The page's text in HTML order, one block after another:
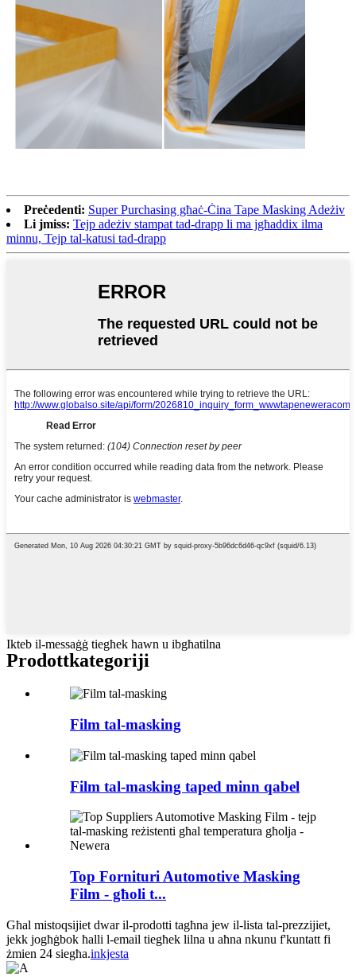
Preċedenti: Super Purchasing għaċ-Ċina Tape Masking Adeżiv
Li jmiss: Tejp adeżiv stampat tad-drapp li ma jgħaddix ilma
minnu, Tejp tal-katusi tad-drapp
Ikteb il-messaġġ tiegħek hawn u ibgħatilna
Prodottkategoriji
Film tal-masking
Film tal-masking taped minn qabel
Top Fornituri Automotive Masking
Film - għoli t...
Għal mistoqsijiet dwar il-prodotti tagħna jew il-lista tal-prezzijiet,
jekk jogħġbok ħalli l-email tiegħek lilna u aħna nkunu f'kuntatt fi
żmien 24 siegħa.inkjesta